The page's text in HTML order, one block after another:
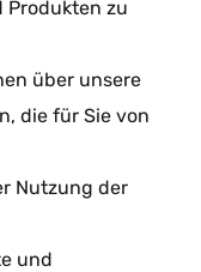
Produkten zu
über unsere
die für Sie von
Nutzung der
und